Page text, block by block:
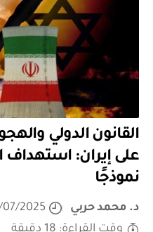
القانون الدولي
على إيران: استهداف
نموذجًا
د. محمد حربي
07/2025
وقت القراءة: 18 دقيقة